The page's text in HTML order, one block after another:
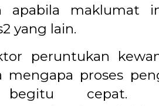
apabila maklumat
yang lain.
peruntukan
mengapa proses
cepat.